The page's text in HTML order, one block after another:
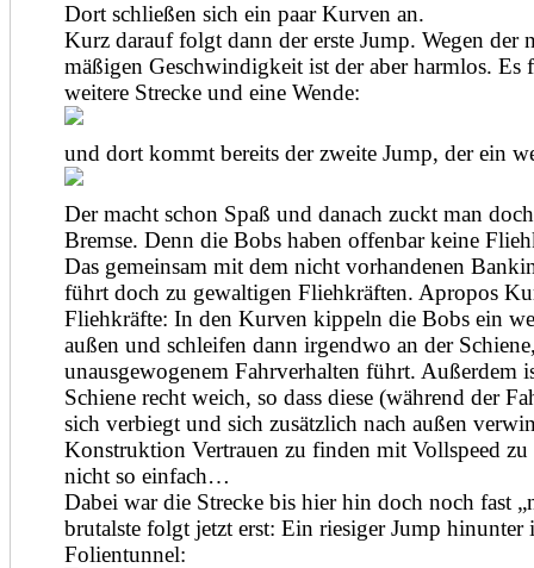
Dort schließen sich ein paar Kurven an.
Kurz darauf folgt dann der erste Jump. Wegen der
mäßigen Geschwindigkeit ist der aber harmlos. Es
weitere Strecke und eine Wende:
und dort kommt bereits der zweite Jump, der ein
Der macht schon Spaß und danach zuckt man
Bremse. Denn die Bobs haben offenbar keine
Das gemeinsam mit dem nicht vorhandenen
führt doch zu gewaltigen Fliehkräften. Apropos
Fliehkräfte: In den Kurven kippeln die Bobs ein
außen und schleifen dann irgendwo an der
unausgewogenem Fahrverhalten führt. Außerdem
Schiene recht weich, so dass diese (während der
sich verbiegt und sich zusätzlich nach außen
Konstruktion Vertrauen zu finden mit Vollspeed zu
nicht so einfach…
Dabei war die Strecke bis hier hin doch noch fast
brutalste folgt jetzt erst: Ein riesiger Jump hinunter
Folientunnel: